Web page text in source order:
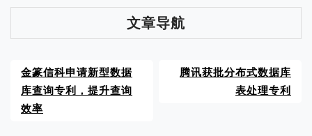
文章导航
金篆信科申请新型数据
库查询专利，提升查询
效率
腾讯获批分布式数据库
表处理专利